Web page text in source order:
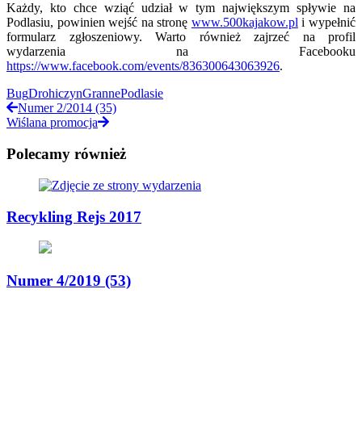
Każdy, kto chce wziąć udział w tym największym spływie na
Podlasiu, powinien wejść na stronę www.500kajakow.pl i wypełnić
formularz zgłoszeniowy. Warto również zajrzeć na profil
wydarzenia na Facebooku
https://www.facebook.com/events/836300643063926.
BugDrohiczynGrannePodlasie
Numer 2/2014 (35)
Wiślana promocja
Polecamy również
Recykling Rejs 2017
Numer 4/2019 (53)